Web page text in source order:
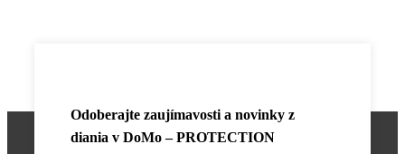
Odoberajte zaujímavosti a novinky z
diania v DoMo – PROTECTION